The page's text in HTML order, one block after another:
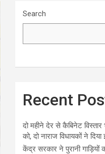
Search
Recent
दो महीने देर से कैबिनेट
को, दो नाराज विधायकों ने दिया
केंद्र सरकार ने पुरानी